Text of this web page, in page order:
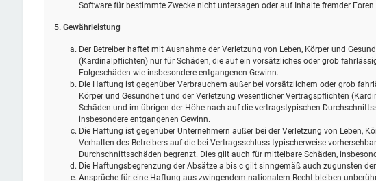
Software für bestimmte Zwecke nicht untersagen oder auf Inhalte fremder
5. Gewährleistung
Der Betreiber haftet mit Ausnahme der Verletzung von Leben, Körper und
(Kardinalpflichten) nur für Schäden, die auf ein vorsätzliches oder grob
Folgeschäden wie insbesondere entgangenen Gewinn.
Die Haftung ist gegenüber Verbrauchern außer bei vorsätzlichem oder grob
Körper und Gesundheit und der Verletzung wesentlicher Vertragspflichten
Schäden und im übrigen der Höhe nach auf die vertragstypischen
insbesondere entgangenen Gewinn.
Die Haftung ist gegenüber Unternehmern außer bei der Verletzung von Leben,
Verhalten des Betreibers auf die bei Vertragsschluss typischerweise
Durchschnittsschäden begrenzt. Dies gilt auch für mittelbare Schäden,
Die Haftungsbegrenzung der Absätze a bis c gilt sinngemäß auch zugunsten
Ansprüche für eine Haftung aus zwingendem nationalem Recht bleiben